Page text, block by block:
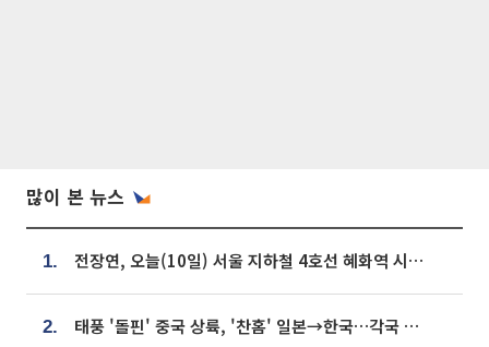
많이 본 뉴스
1. 전장연, 오늘(10일) 서울 지하철 4호선 혜화역 시위…1호선 용산역 무정차
2. 태풍 '돌핀' 중국 상륙, '찬홈' 일본→한국…각국 기상청 예상 경로는?